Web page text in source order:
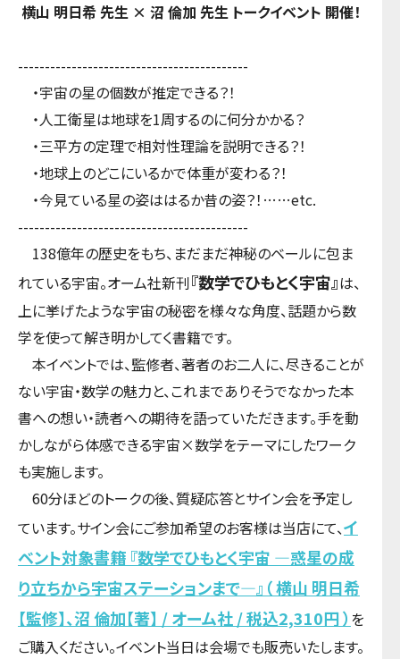
横山 明日希 先生 × 沼 倫加 先生 トークイベント 開催！
-------------------------------------------
・宇宙の星の個数が推定できる？！
・人工衛星は地球を1周するのに何分かかる？
・三平方の定理で相対性理論を説明できる？！
・地球上のどこにいるかで体重が変わる？！
・今見ている星の姿ははるか昔の姿？！……etc.
-------------------------------------------
138億年の歴史をもち、まだまだ神秘のベールに包ま
れている宇宙。オーム社新刊『数学でひもとく宇宙』は、
上に挙げたような宇宙の秘密を様々な角度、話題から数
学を使って解き明かしてく書籍です。
本イベントでは、監修者、著者のお二人に、尽きることが
ない宇宙・数学の魅力と、これまでありそうでなかった本
書への想い・読者への期待を語っていただきます。手を動
かしながら体感できる宇宙×数学をテーマにしたワーク
も実施します。
60分ほどのトークの後、質疑応答とサイン会を予定し
ています。サイン会にご参加希望のお客様は当店にて、イ
ベント対象書籍 『数学でひもとく宇宙 ―惑星の成
り立ちから宇宙ステーションまで―』（ 横山 明日希
【監修】、沼 倫加【著】 / オーム社 / 税込2,310円 ） を
ご購入ください。イベント当日は会場でも販売いたします。